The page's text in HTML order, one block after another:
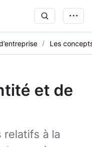
Les
et de
relatifs à la